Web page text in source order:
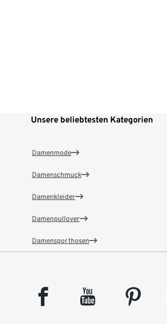
Unsere beliebtesten Kategorien
Damenmode
Damenschmuck
Damenkleider
Damenpullover
Damensporthosen
facebook youtube pinterest